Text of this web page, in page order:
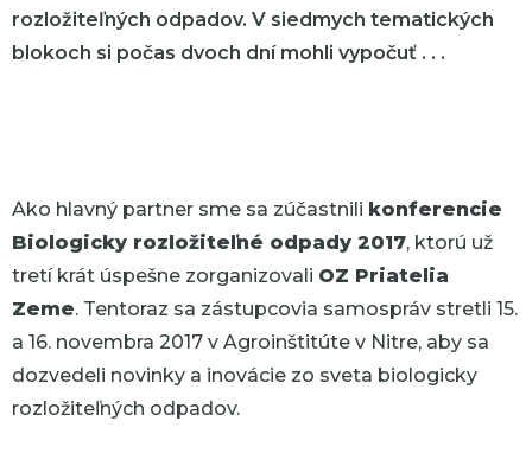
rozložiteľných odpadov. V siedmych tematických
blokoch si počas dvoch dní mohli vypočuť . . .
Ako hlavný partner sme sa zúčastnili konferencie
Biologicky rozložiteľné odpady 2017, ktorú už
tretí krát úspešne zorganizovali OZ Priatelia
Zeme. Tentoraz sa zástupcovia samospráv stretli 15.
a 16. novembra 2017 v Agroinštitúte v Nitre, aby sa
dozvedeli novinky a inovácie zo sveta biologicky
rozložiteľných odpadov.